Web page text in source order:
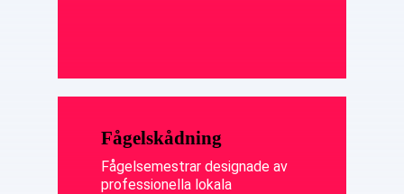
Fågelskådning
Fågelsemestrar designade av
professionella lokala